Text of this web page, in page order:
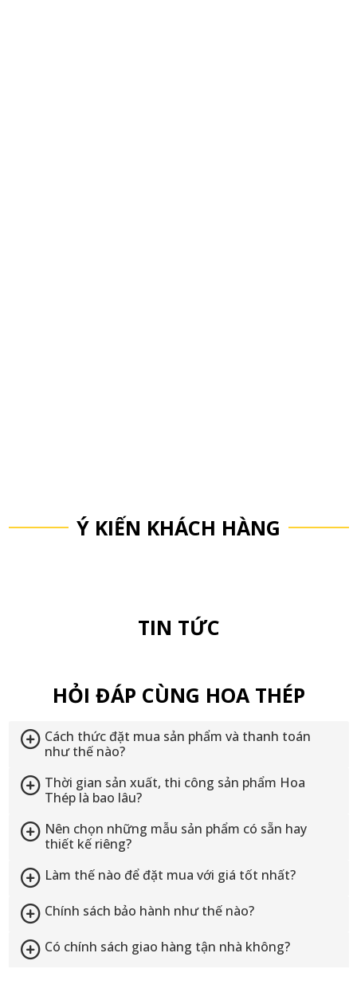
Ý KIẾN KHÁCH HÀNG
TIN TỨC
HỎI ĐÁP CÙNG HOA THÉP
Cách thức đặt mua sản phẩm và thanh toán
như thế nào?
Thời gian sản xuất, thi công sản phẩm Hoa
Thép là bao lâu?
Nên chọn những mẫu sản phẩm có sẵn hay
thiết kế riêng?
Làm thế nào để đặt mua với giá tốt nhất?
Chính sách bảo hành như thế nào?
Có chính sách giao hàng tận nhà không?